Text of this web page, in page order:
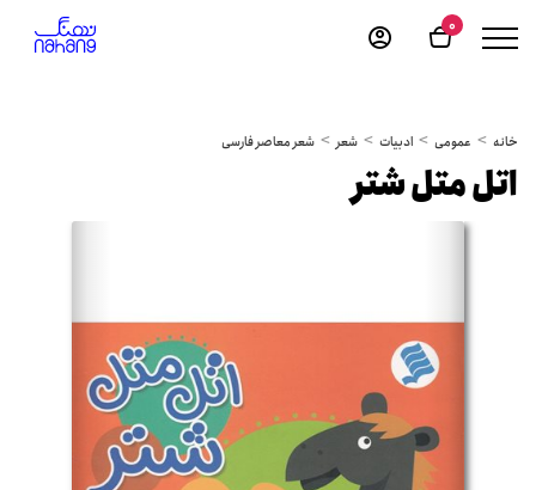
0
خانه عمومی ادبیات شعر شعر معاصر فارسی
اتل متل شتر